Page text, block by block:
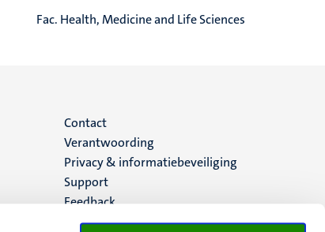
Fac. Health, Medicine and Life Sciences
Menu
footer
(NL)
Contact
Verantwoording
Privacy & informatiebeveiliging
Support
Feedback